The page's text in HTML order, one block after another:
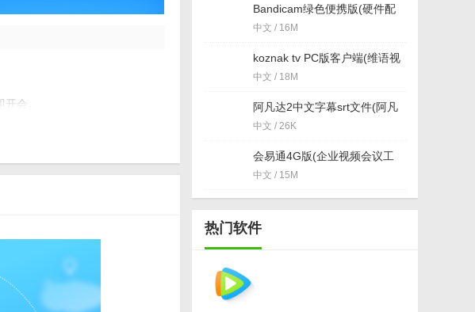
会。
Bandicam绿色便携版(硬件配
置要求低) v3.4.0.1227 最新电
脑版
中文 / 16M
koznak tv PC版客户端(维语视
频播放器) v4.2.2 免费版
中文 / 18M
阿凡达2中文字幕srt文件(阿凡
达2字幕) 免费版
中文 / 26K
会易通4G版(企业视频会议工
具) v4.2.1 官方版
中文 / 15M
热门软件